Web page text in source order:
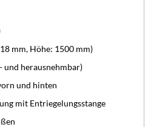
mm, Höhe: 1500 mm)
und herausnehmbar)
und hinten
mit Entriegelungsstange